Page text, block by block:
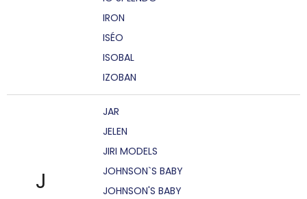
IRON
ISÉO
ISOBAL
IZOBAN
J
JAR
JELEN
JIRI MODELS
JOHNSON`S BABY
JOHNSON'S BABY